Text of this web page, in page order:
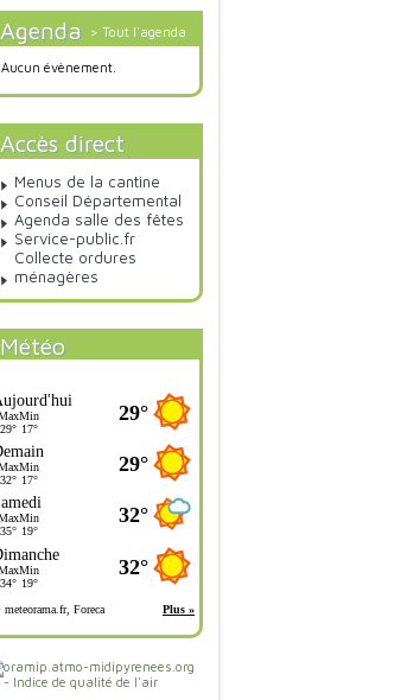
Agenda > Tout l'agenda
Aucun évènement.
Accès direct
Menus de la cantine
Conseil Départemental
Agenda salle des fêtes
Service-public.fr
Collecte ordures
ménagères
Météo